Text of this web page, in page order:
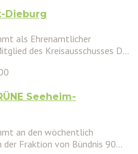
Dieburg
als Ehrenamtlicher
des Kreisausschusses D...
Seeheim-
an den wöchentlich
Fraktion von Bündnis 90...